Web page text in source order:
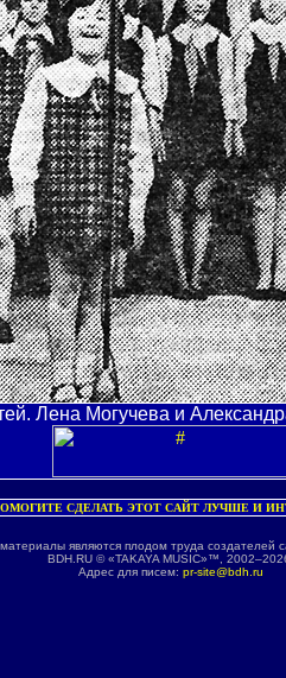
Лена Могучева и
СДЕЛАТЬ ЭТОТ САЙТ ЛУЧШЕ И
являются плодом труда создателей
BDH.RU © «TAKAYA MUSIC»™,
Адрес для писем: pr-site@bdh.ru